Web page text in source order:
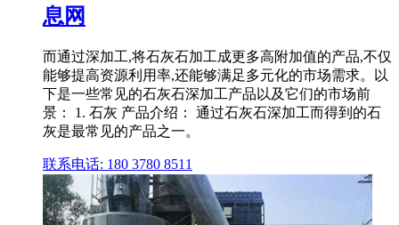
息网
而通过深加工,将石灰石加工成更多高附加值的产品,不仅
能够提高资源利用率,还能够满足多元化的市场需求。以
下是一些常见的石灰石深加工产品以及它们的市场前
景： 1. 石灰 产品介绍： 通过石灰石深加工而得到的石
灰是最常见的产品之一。
联系电话: 180 3780 8511